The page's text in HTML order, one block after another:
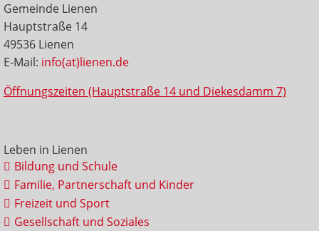
Gemeinde Lienen
Hauptstraße 14
49536 Lienen
E-Mail: info(at)lienen.de
Öffnungszeiten (Hauptstraße 14 und Diekesdamm 7)
Leben in Lienen
Bildung und Schule
Familie, Partnerschaft und Kinder
Freizeit und Sport
Gesellschaft und Soziales